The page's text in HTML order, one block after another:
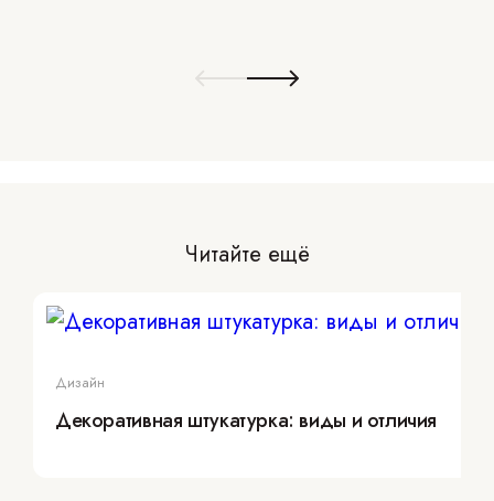
Читайте ещё
Дизайн
Декоративная штукатурка: виды и отличия